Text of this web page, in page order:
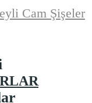
Cam Şişeler